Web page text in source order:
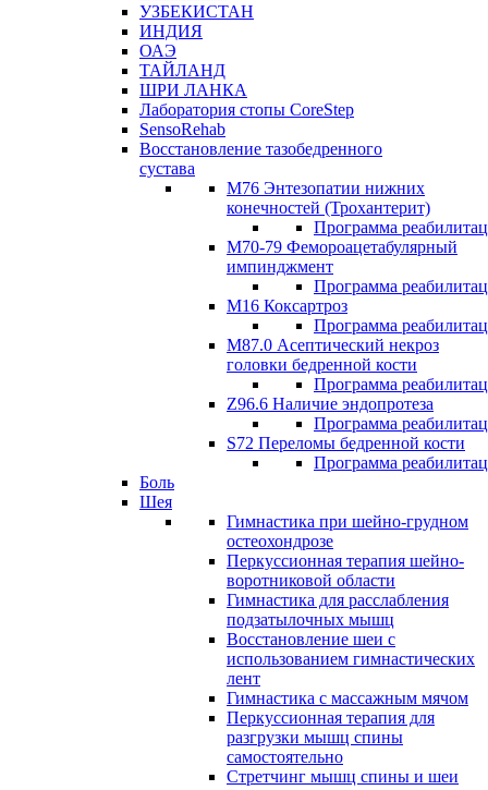
УЗБЕКИСТАН
ИНДИЯ
ОАЭ
ТАЙЛАНД
ШРИ ЛАНКА
Лаборатория стопы CoreStep
SensoRehab
Восстановление тазобедренного
сустава
М76 Энтезопатии нижних
конечностей (Трохантерит)
Программа
М70-79 Фемороацетабулярный
импинджмент
Программа
M16 Коксартроз
Программа
М87.0 Асептический некроз
головки бедренной кости
Программа
Z96.6 Наличие эндопротеза
Программа
S72 Переломы бедренной кости
Программа
Боль
Шея
Гимнастика при шейно-грудном
остеохондрозе
Перкуссионная терапия шейно-
воротниковой области
Гимнастика для расслабления
подзатылочных мышц
Восстановление шеи с
использованием гимнастических
лент
Гимнастика с массажным мячом
Перкуссионная терапия для
разгрузки мышц спины
самостоятельно
Стретчинг мышц спины и шеи